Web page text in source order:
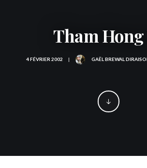
Tham Hong
4 FÉVRIER 2002 | GAËL BREWAL